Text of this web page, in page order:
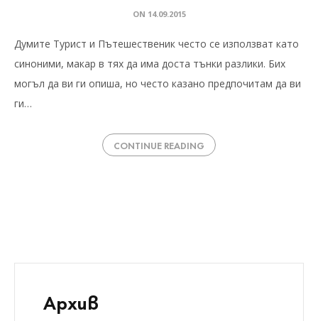
ON 14.09.2015
Думите Турист и Пътешественик често се използват като
синоними, макар в тях да има доста тънки разлики. Бих
могъл да ви ги опиша, но често казано предпочитам да ви
ги…
CONTINUE READING
Архив